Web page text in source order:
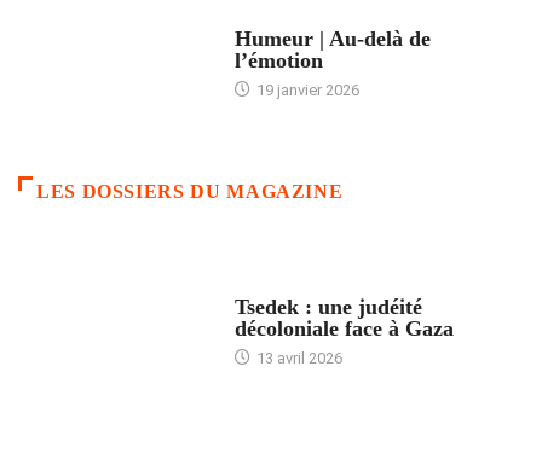
Humeur | Au-delà de
l’émotion
19 janvier 2026
LES DOSSIERS DU MAGAZINE
Tsedek : une judéité
décoloniale face à Gaza
13 avril 2026